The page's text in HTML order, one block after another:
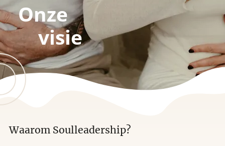
Onze
visie
Waarom Soulleadership?